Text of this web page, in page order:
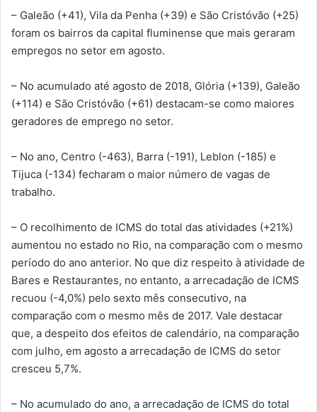
– Galeão (+41), Vila da Penha (+39) e São Cristóvão (+25)
foram os bairros da capital fluminense que mais geraram
empregos no setor em agosto.
– No acumulado até agosto de 2018, Glória (+139), Galeão
(+114) e São Cristóvão (+61) destacam-se como maiores
geradores de emprego no setor.
– No ano, Centro (-463), Barra (-191), Leblon (-185) e
Tijuca (-134) fecharam o maior número de vagas de
trabalho.
– O recolhimento de ICMS do total das atividades (+21%)
aumentou no estado no Rio, na comparação com o mesmo
período do ano anterior. No que diz respeito à atividade de
Bares e Restaurantes, no entanto, a arrecadação de ICMS
recuou (-4,0%) pelo sexto mês consecutivo, na
comparação com o mesmo mês de 2017. Vale destacar
que, a despeito dos efeitos de calendário, na comparação
com julho, em agosto a arrecadação de ICMS do setor
cresceu 5,7%.
– No acumulado do ano, a arrecadação de ICMS do total